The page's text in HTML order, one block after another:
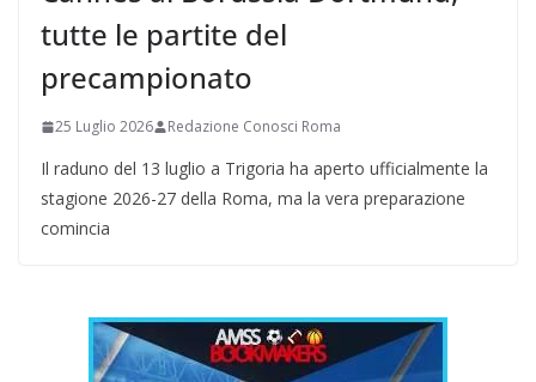
tutte le partite del
precampionato
25 Luglio 2026 Redazione Conosci Roma
Il raduno del 13 luglio a Trigoria ha aperto ufficialmente la
stagione 2026-27 della Roma, ma la vera preparazione
comincia